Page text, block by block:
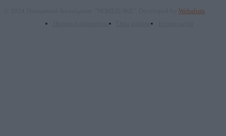
Webalists